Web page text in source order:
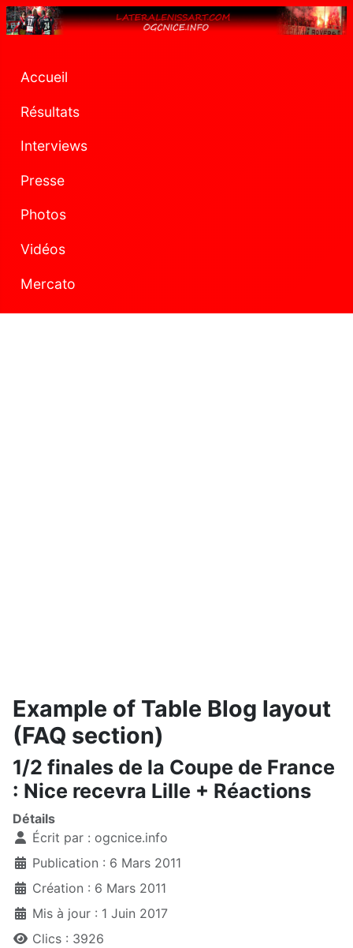
Accueil
Résultats
Interviews
Presse
Photos
Vidéos
Mercato
Example of Table Blog layout
(FAQ section)
1/2 finales de la Coupe de France
: Nice recevra Lille + Réactions
Détails
Écrit par : ogcnice.info
Publication : 6 Mars 2011
Création : 6 Mars 2011
Mis à jour : 1 Juin 2017
Clics : 3926